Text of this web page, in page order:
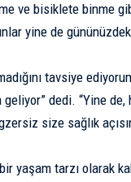
ve bisiklete binme
yine de
tavsiye
dedi. “Yine de,
size sağlık
yaşam tarzı olarak